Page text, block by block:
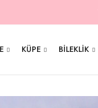
KÜPE BILEKLIK